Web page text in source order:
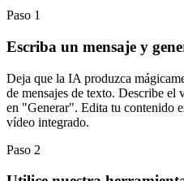
Paso 1
Escriba un mensaje y
Deja que la IA produzca
de mensajes de texto. Describe el
en "Generar". Edita tu contenido
vídeo integrado.
Paso 2